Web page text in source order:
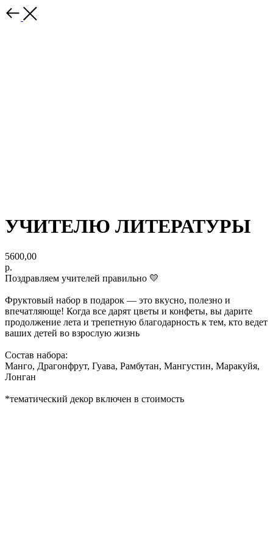
УЧИТЕЛЮ ЛИТЕРАТУРЫ
5600,00
р.
Поздравляем учителей правильно 💛
Фруктовый набор в подарок — это вкусно, полезно и
впечатляюще! Когда все дарят цветы и конфеты, вы дарите
продолжение лета и трепетную благодарность к тем, кто ведет
ваших детей во взрослую жизнь
Состав набора:
Манго, Драгонфрут, Гуава, Рамбутан, Мангустин, Маракуйя,
Лонган
*тематический декор включен в стоимость